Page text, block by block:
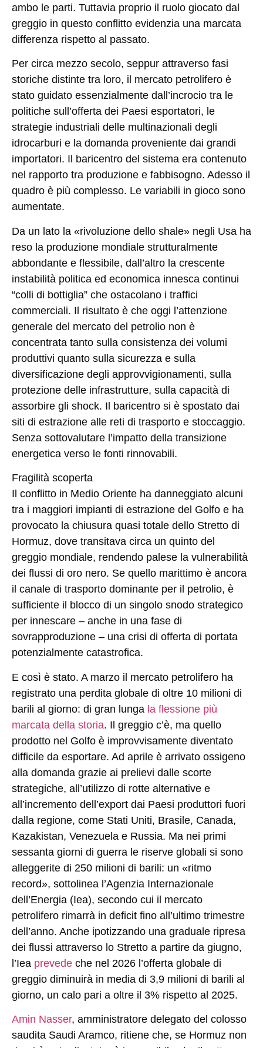
ambo le parti. Tuttavia proprio il ruolo giocato dal
greggio in questo conflitto evidenzia una marcata
differenza rispetto al passato.
Per circa mezzo secolo, seppur attraverso fasi
storiche distinte tra loro, il mercato petrolifero è
stato guidato essenzialmente dall’incrocio tra le
politiche sull’offerta dei Paesi esportatori, le
strategie industriali delle multinazionali degli
idrocarburi e la domanda proveniente dai grandi
importatori. Il baricentro del sistema era contenuto
nel rapporto tra produzione e fabbisogno. Adesso il
quadro è più complesso. Le variabili in gioco sono
aumentate.
Da un lato la «rivoluzione dello shale» negli Usa ha
reso la produzione mondiale strutturalmente
abbondante e flessibile, dall’altro la crescente
instabilità politica ed economica innesca continui
“colli di bottiglia” che ostacolano i traffici
commerciali. Il risultato è che oggi l’attenzione
generale del mercato del petrolio non è
concentrata tanto sulla consistenza dei volumi
produttivi quanto sulla sicurezza e sulla
diversificazione degli approvvigionamenti, sulla
protezione delle infrastrutture, sulla capacità di
assorbire gli shock. Il baricentro si è spostato dai
siti di estrazione alle reti di trasporto e stoccaggio.
Senza sottovalutare l’impatto della transizione
energetica verso le fonti rinnovabili.
Fragilità scoperta
Il conflitto in Medio Oriente ha danneggiato alcuni
tra i maggiori impianti di estrazione del Golfo e ha
provocato la chiusura quasi totale dello Stretto di
Hormuz, dove transitava circa un quinto del
greggio mondiale, rendendo palese la vulnerabilità
dei flussi di oro nero. Se quello marittimo è ancora
il canale di trasporto dominante per il petrolio, è
sufficiente il blocco di un singolo snodo strategico
per innescare – anche in una fase di
sovrapproduzione – una crisi di offerta di portata
potenzialmente catastrofica.
E così è stato. A marzo il mercato petrolifero ha
registrato una perdita globale di oltre 10 milioni di
barili al giorno: di gran lunga la flessione più
marcata della storia. Il greggio c’è, ma quello
prodotto nel Golfo è improvvisamente diventato
difficile da esportare. Ad aprile è arrivato ossigeno
alla domanda grazie ai prelievi dalle scorte
strategiche, all’utilizzo di rotte alternative e
all’incremento dell’export dai Paesi produttori fuori
dalla regione, come Stati Uniti, Brasile, Canada,
Kazakistan, Venezuela e Russia. Ma nei primi
sessanta giorni di guerra le riserve globali si sono
alleggerite di 250 milioni di barili: un «ritmo
record», sottolinea l’Agenzia Internazionale
dell’Energia (Iea), secondo cui il mercato
petrolifero rimarrà in deficit fino all’ultimo trimestre
dell’anno. Anche ipotizzando una graduale ripresa
dei flussi attraverso lo Stretto a partire da giugno,
l’Iea prevede che nel 2026 l’offerta globale di
greggio diminuirà in media di 3,9 milioni di barili al
giorno, un calo pari a oltre il 3% rispetto al 2025.
Amin Nasser, amministratore delegato del colosso
saudita Saudi Aramco, ritiene che, se Hormuz non